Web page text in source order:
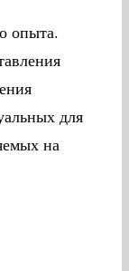
опыта.
для
на